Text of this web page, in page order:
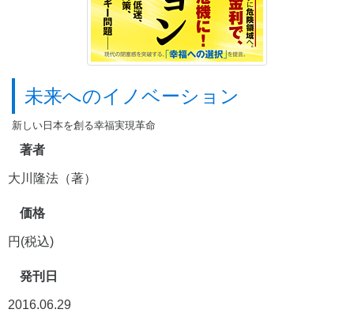
未来へのイノベーション
新しい日本を創る幸福実現革命
著者
大川隆法（著）
価格
円(税込)
発刊日
2016.06.29